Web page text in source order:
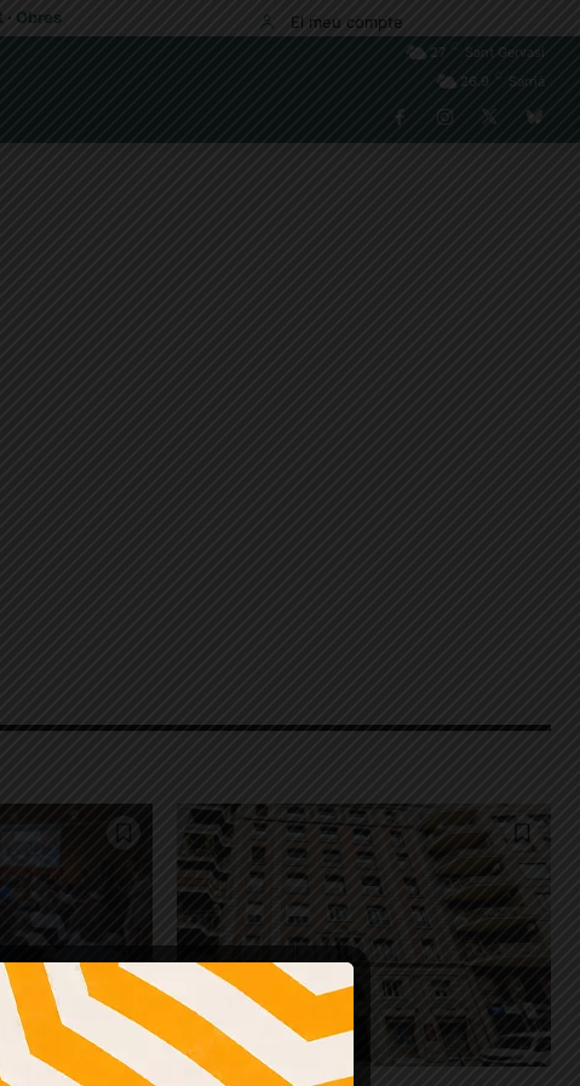
· Obres El meu compte
27
Sant Gervasi
26.9
Sarrià